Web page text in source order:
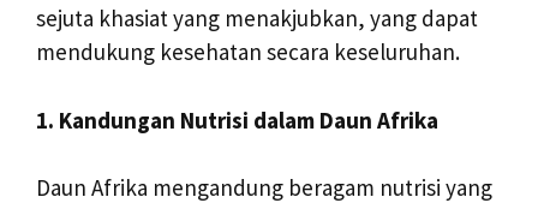
sejuta khasiat yang menakjubkan, yang dapat
mendukung kesehatan secara keseluruhan.
1. Kandungan Nutrisi dalam Daun Afrika
Daun Afrika mengandung beragam nutrisi yang